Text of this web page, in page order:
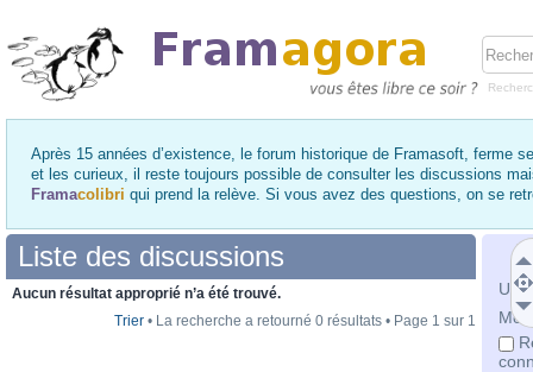
Après 15 années d’existence, le forum historique de Framasoft, ferme
et les curieux, il reste toujours possible de consulter les discussions
Framacolibri qui prend la relève. Si vous avez des questions, on se
Mot
Liste des discussions
Aucun résultat approprié n’a été trouvé.
Trier • La recherche a retourné 0 résultats • Page 1 sur 1